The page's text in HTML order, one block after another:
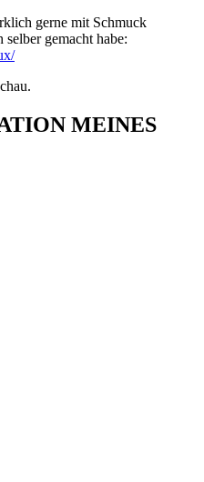
gerne mit Schmuck
gemacht habe:
MEINES